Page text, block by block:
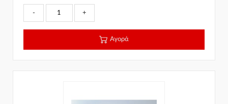
- +
Αγορά